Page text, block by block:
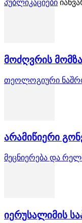
პუბლიკაციები
მოძღვრის
თეოლოგიური
არამიწიერი
მეცნიერება და
იერუსალიმის